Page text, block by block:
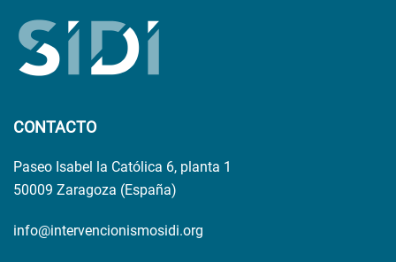
CONTACTO
Paseo Isabel la Católica 6, planta 1
50009 Zaragoza (España)
info@intervencionismosidi.org